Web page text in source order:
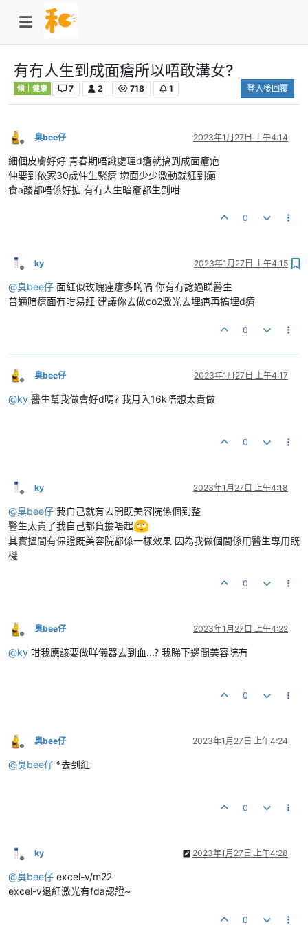
有冇人生到成面瘡所以唔敢溝女?
傾｜健康 7 2 718 1 登入後回覆
離線
臭bee仔 2023年1月27日 上午4:14
細個皮膚好好 青春期唔識處理d瘡就搞到成面瘡疤
仲要到依家30歲仲生緊瘡 塊面少少激動就紅到癲
食a酸都唔係好掂 有冇人生暗瘡都生到咁
0
離線
ky 2023年1月27日 上午4:15
@臭bee仔 面紅似玫瑰痤瘡多啲喎 你有冇諗過睇醫生
普通暗瘡面冇咁易紅 建議你去做co2激光去埋疤再搞埋d瘡
0
離線
臭bee仔 2023年1月27日 上午4:17
@ky 醫生幫我做會好d嗎? 我月入16k唔想太貴做
0
離線
ky 2023年1月27日 上午4:18
@臭bee仔 我自己就有去開既美容院係個到整
醫生太貴了我自己都負擔唔起
其實搵間有保證既美容院都係一樣效果 因為我做個間係用醫生專用既
機
0
離線
臭bee仔 2023年1月27日 上午4:22
@ky 咁我應該要做咩儀器去到血...? 我睇下邊間美容院有
0
離線
臭bee仔 2023年1月27日 上午4:24
@臭bee仔 *去到紅
0
離線
ky 2023年1月27日 上午4:28
@臭bee仔 excel-v/m22
excel-v退紅激光有fda認證~
0